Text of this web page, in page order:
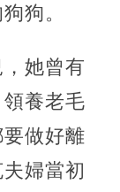
狗。
她曾有
養老毛
做好離
婦當初